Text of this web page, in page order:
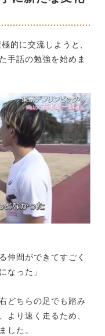
的に交流しようと、
手話の勉強を始めま
仲間ができてすごく
なった」
どちらの足でも踏み
より速く走るため、
した。